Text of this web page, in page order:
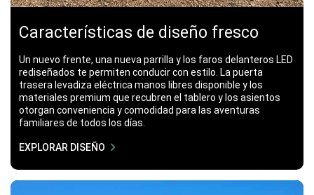
Características de diseño fresco
Un nuevo frente, una nueva parrilla y los faros delanteros LED
rediseñados te permiten conducir con estilo. La puerta
trasera levadiza eléctrica manos libres disponible y los
materiales premium que recubren el tablero y los asientos
otorgan conveniencia y comodidad para las aventuras
familiares de todos los días.
EXPLORAR DISEÑO